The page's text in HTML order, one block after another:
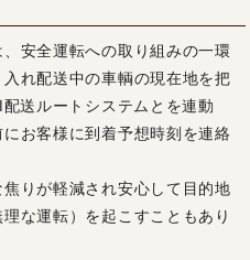
安全運転への取り組みの一環
れ配送中の車輌の現在地を把
送ルートシステムとを連動
お客様に到着予想時刻を連絡
りが軽減され安心して目的地
な運転）を起こすこともあり